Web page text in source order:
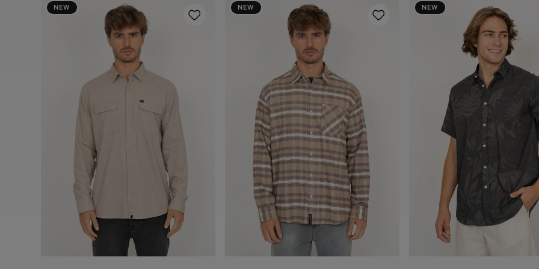
NEW
P GG
Adicionar ao carrinho
NEW
P M G GG
Adicionar ao carrinho
NEW
GG
Adicionar ao